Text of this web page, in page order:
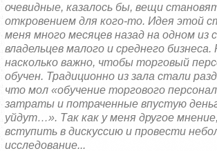
очевидные, казалось бы, вещи
откровением для кого-то. Идея этой
меня много месяцев назад на одном из
владельцев малого и среднего
насколько важно, чтобы торговый
обучен. Традиционно из зала стали
что мол «обучение торгового
затраты и потраченные впустую
уйдут…». Так как у меня другое
вступить в дискуссию и провести
исследование...